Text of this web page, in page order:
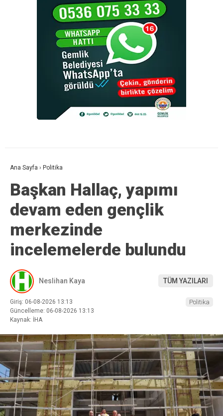
Ana Sayfa › Politika
Başkan Hallaç, yapımı
devam eden gençlik
merkezinde
incelemelerde bulundu
Neslihan Kaya TÜM YAZILARI
Giriş: 06-08-2026 13:13
Güncelleme: 06-08-2026 13:13
Kaynak: İHA
Politika